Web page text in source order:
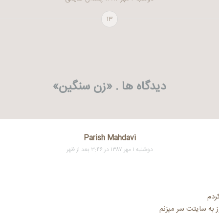
۱۳
دیدگاه ها . «زن سنگین»
Parish Mahdavi
دوشنبه ۱ مهر ۱۳۸۷ در ۳:۴۶ بعد از ظهر
به سایتت سر میزنم